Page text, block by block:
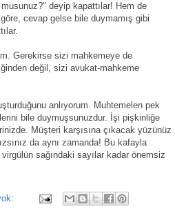
deyip kapattılar! Hem de
cevap gelse bile duymamış gibi
Gerekirse sizi mahkemeye de
değil, sizi avukat-mahkeme
anlıyorum. Muhtemelen pek
bile duymuşsunuzdur. İşi pişkinliğe
Müşteri karşısına çıkacak yüzünüz
da aynı zamanda! Bu kafayla
sağındaki sayılar kadar önemsiz